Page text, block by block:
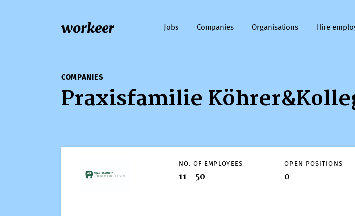
workeer Jobs Companies Organisations Hire
COMPANIES
Praxisfamilie
NO. OF EMPLOYEES
11 - 50
OPEN POSITIONS
0